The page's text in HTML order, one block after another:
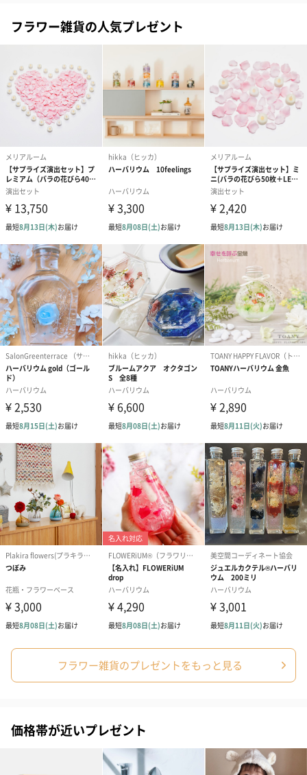
ドレス（いちご味)
（1,122円）
タキシード（コーラ味)
（1,122円）
（2,420円）
生花のブーケを同梱します。
※9-15時にご注文いただく場合、最短のお届け可能日が通常より
も1日遅くなります。
シーズンブーケ（ひま
わり）（1,880円）
ブーケ（ホワイトグリ
ーン）（1,650円）
ブーケ（ピン
（1,650円）
ドライフラワー・プリザーブドフラワー
自然のお花で作ったドライフラワー・プリザーブドフラワーを同
梱します。
一部花材が写真と異なる場合がございます。予めご了承くださ
い。パッケージに入れてお届けします。
プリザーブドフラワー
ブーケ（ピンク）
（2,580円）
プリザーブドフラワー
ブーケ（ブルー）
（2,580円）
アミュレット
ぬいぐるみ
フラワー雑貨の人気プレゼント
フラワー雑貨のプレゼントをもっと見る
価格帯が近いプレゼント